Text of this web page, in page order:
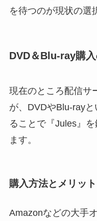
を待つのが現状の選
DVD＆Blu-ray購
現在のところ配信サ
が、DVDやBlu-ray
ることで『Jules』
ます。
購入方法とメリット
Amazonなどの大手